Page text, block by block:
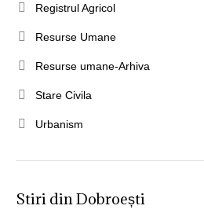
Registrul Agricol
Resurse Umane
Resurse umane-Arhiva
Stare Civila
Urbanism
Stiri din Dobroești